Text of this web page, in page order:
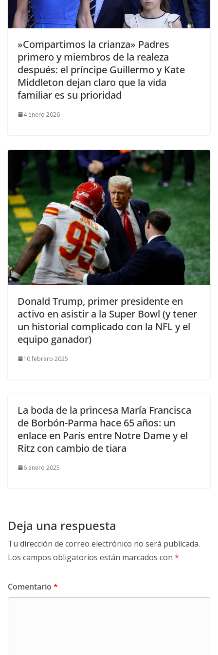
​»Compartimos la crianza» Padres
primero y miembros de la realeza
después: el príncipe Guillermo y Kate
Middleton dejan claro que la vida
familiar es su prioridad
4 enero 2026
​Donald Trump, primer presidente en
activo en asistir a la Super Bowl (y tener
un historial complicado con la NFL y el
equipo ganador)
10 febrero 2025
​La boda de la princesa María Francisca
de Borbón-Parma hace 65 años: un
enlace en París entre Notre Dame y el
Ritz con cambio de tiara
6 enero 2025
Deja una respuesta
Tu dirección de correo electrónico no será publicada.
Los campos obligatorios están marcados con *
Comentario *